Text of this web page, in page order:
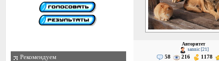
Рекомендуем
Авторитет
sannic [21]
58 216 1178